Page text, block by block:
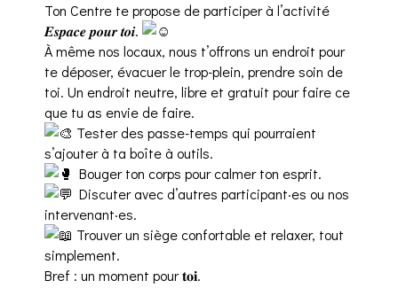
Ton Centre te propose de participer à l’activité
𝑬𝒔𝒑𝒂𝒄𝒆 𝒑𝒐𝒖𝒓 𝒕𝒐𝒊.
À même nos locaux, nous t’offrons un endroit pour
te déposer, évacuer le trop-plein, prendre soin de
toi. Un endroit neutre, libre et gratuit pour faire ce
que tu as envie de faire.
Tester des passe-temps qui pourraient
s’ajouter à ta boîte à outils.
Bouger ton corps pour calmer ton esprit.
Discuter avec d’autres participant·es ou nos
intervenant·es.
Trouver un siège confortable et relaxer, tout
simplement.
Bref : un moment pour 𝐭𝐨𝐢.